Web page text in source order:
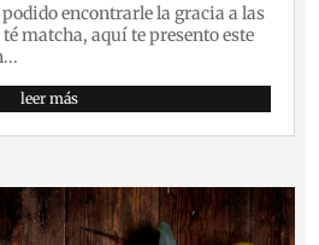
encontrarle la gracia a las
matcha, aquí te presento este
leer más